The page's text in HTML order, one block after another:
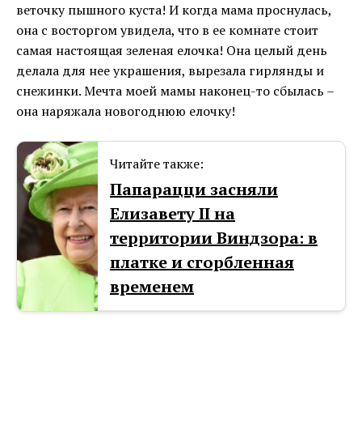
веточку пышного куста! И когда мама проснулась,
она с восторгом увидела, что в ее комнате стоит
самая настоящая зеленая елочка! Она целый день
делала для нее украшения, вырезала гирлянды и
снежинки. Мечта моей мамы наконец-то сбылась –
она наряжала новогоднюю елочку!
Читайте также:
Папарацци засняли
Елизавету II на
территории Виндзора: в
платке и сгорбленная
временем